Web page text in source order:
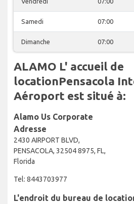
Samedi 07:00
Dimanche 07:00
ALAMO L' accueil de
locationPensacola
Aéroport est situé à:
Alamo Us Corporate
Adresse
2430 AIRPORT BLVD,
PENSACOLA, 32504 8975, FL,
Florida
Tel: 8443703977
L'endroit du bureau de